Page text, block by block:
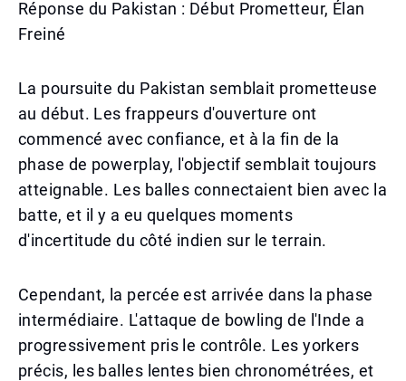
Réponse du Pakistan : Début Prometteur, Élan
Freiné
La poursuite du Pakistan semblait prometteuse
au début. Les frappeurs d'ouverture ont
commencé avec confiance, et à la fin de la
phase de powerplay, l'objectif semblait toujours
atteignable. Les balles connectaient bien avec la
batte, et il y a eu quelques moments
d'incertitude du côté indien sur le terrain.
Cependant, la percée est arrivée dans la phase
intermédiaire. L'attaque de bowling de l'Inde a
progressivement pris le contrôle. Les yorkers
précis, les balles lentes bien chronométrées, et